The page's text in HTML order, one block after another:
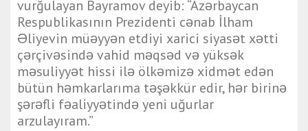
vurğulayan Bayramov deyib: “Azərbaycan
Respublikasının Prezidenti cənab İlham
Əliyevin müəyyən etdiyi xarici siyasət xətti
çərçivəsində vahid məqsəd və yüksək
məsuliyyət hissi ilə ölkəmizə xidmət edən
bütün həmkarlarıma təşəkkür edir, hər birinə
şərəfli fəaliyyətində yeni uğurlar
arzulayıram.”